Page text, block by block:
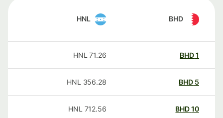
BHD
HNL
BHD
71.26
HNL
BHD
356.28
HNL
BHD
712.56
HNL